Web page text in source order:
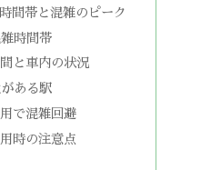
間帯と混雑のピーク
時間帯
と車内の状況
ある駅
で混雑回避
時の注意点